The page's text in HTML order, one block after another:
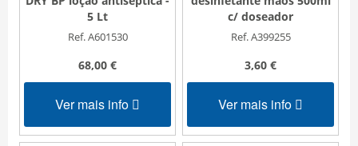
5 Lt
Ref. A601530
68,00 €
Ver mais info
c/ doseador
Ref. A399255
3,60 €
Ver mais info